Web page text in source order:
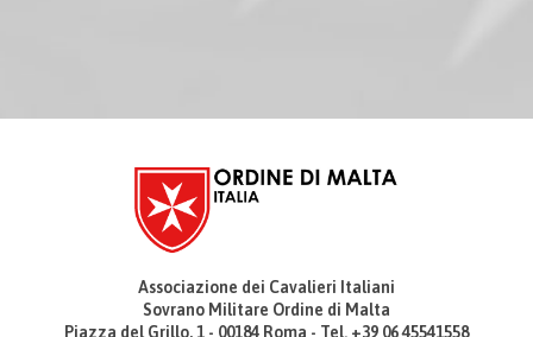
Associazione dei Cavalieri Italiani
Sovrano Militare Ordine di Malta
Piazza del Grillo, 1 - 00184 Roma - Tel. +39 06 45541558